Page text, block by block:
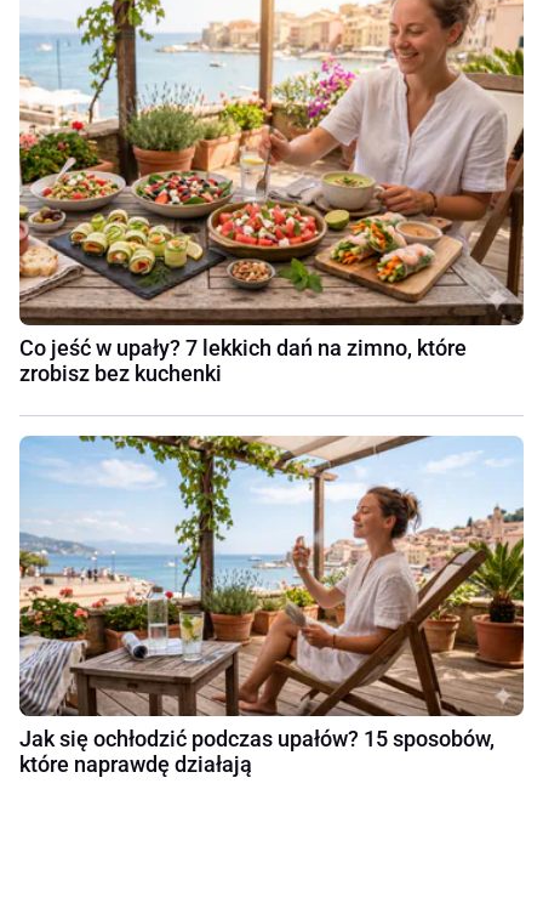
Co jeść w upały? 7 lekkich dań na zimno, które
zrobisz bez kuchenki
Jak się ochłodzić podczas upałów? 15 sposobów,
które naprawdę działają